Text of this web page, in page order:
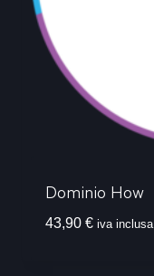
Dominio How
43,90 € iva inclusa